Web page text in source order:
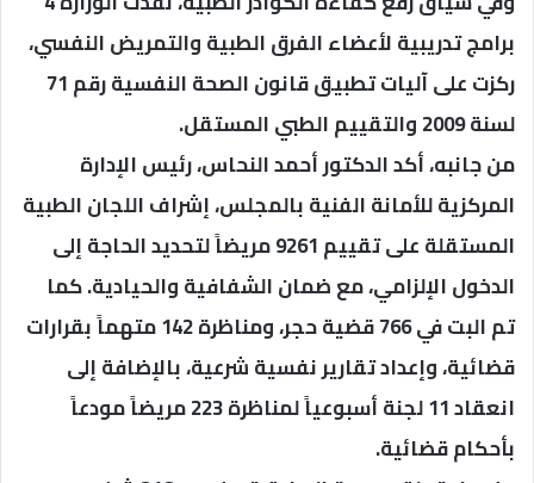
برامج تدريبية لأعضاء الفرق الطبية والتمريض النفسي،
ركزت على آليات تطبيق قانون الصحة النفسية رقم 71
لسنة 2009 والتقييم الطبي المستقل.
من جانبه، أكد الدكتور أحمد النحاس، رئيس الإدارة
المركزية للأمانة الفنية بالمجلس، إشراف اللجان الطبية
المستقلة على تقييم 9261 مريضاً لتحديد الحاجة إلى
الدخول الإلزامي، مع ضمان الشفافية والحيادية. كما
تم البت في 766 قضية حجر، ومناظرة 142 متهماً بقرارات
قضائية، وإعداد تقارير نفسية شرعية، بالإضافة إلى
انعقاد 11 لجنة أسبوعياً لمناظرة 223 مريضاً مودعاً
بأحكام قضائية.